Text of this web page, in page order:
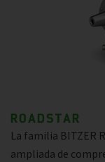
ROADSTAR
La familia BITZER
ampliada de